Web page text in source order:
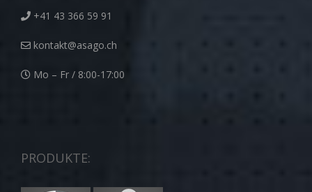
+41 43 366 59 91
kontakt@asago.ch
Mo – Fr / 8:00-17:00
PRODUKTE: